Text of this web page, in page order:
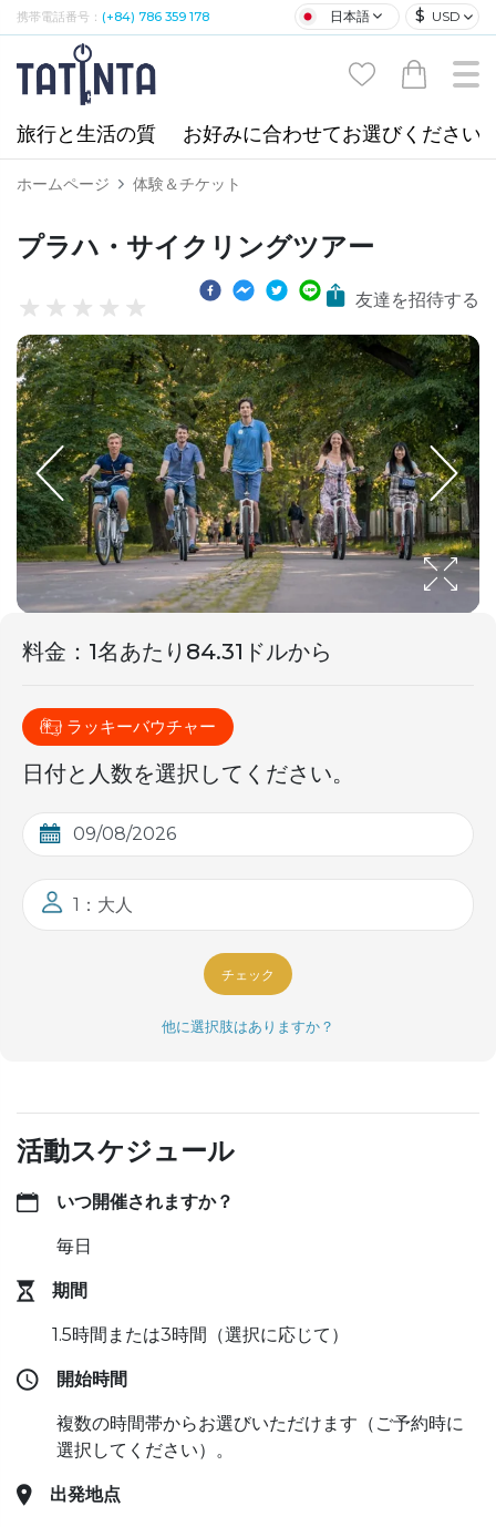
携帯電話番号： (+84) 786 359 178 日本語 $ USD
旅行と生活の質 お好みに合わせてお選びください
ホームページ 体験＆チケット
プラハ・サイクリングツアー
友達を招待する
料金 ： 1名あたり84.31ドルから
ラッキーバウチャー
日付と人数を選択してください。
1：大人
チェック
他に選択肢はありますか？
活動スケジュール
いつ開催されますか？
毎日
期間
1.5時間または3時間（選択に応じて）
開始時間
複数の時間帯からお選びいただけます（ご予約時に
選択してください）。
出発地点